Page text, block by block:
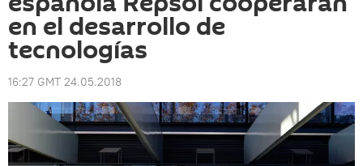
en el desarrollo de
tecnologías
16:27 GMT 24.05.2018